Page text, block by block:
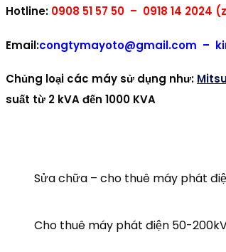
Hotline: 0908 51 57 50 – 0918 14 2024
Email:congtymayoto@gmail.com –
Chủng loại các máy sử dụng như:
suất từ 2 kVA đến 1000 KVA
Sửa chữa – cho thuê máy phát
Cho thuê máy phát điện 50-